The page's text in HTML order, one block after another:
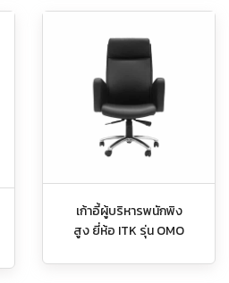
เก้าอี้ผู้บริหารพนักพิง
สูง ยี่ห้อ ITK รุ่น OMO